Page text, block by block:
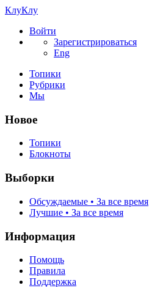
КлуКлу
Войти
Зарегистрироваться
Eng
Топики
Рубрики
Мы
Новое
Топики
Блокноты
Выборки
Обсуждаемые • За все время
Лучшие • За все время
Информация
Помощь
Правила
Поддержка